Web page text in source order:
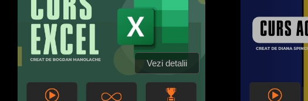
Vezi detalii